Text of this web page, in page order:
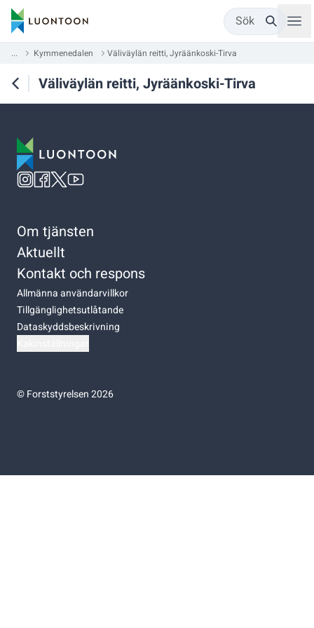
Sök
... Kymmenedalen Väliväylän reitti, Jyräänkoski-Tirva
Väliväylän reitti, Jyräänkoski-Tirva
Om tjänsten
Aktuellt
Kontakt och respons
Allmänna användarvillkor
Tillgänglighetsutlåtande
Dataskyddsbeskrivning
©Forststyrelsen 2026